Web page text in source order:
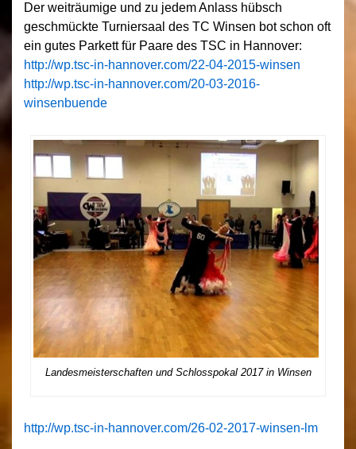
Der weiträumige und zu jedem Anlass hübsch
geschmückte Turniersaal des TC Winsen bot schon oft
ein gutes Parkett für Paare des TSC in Hannover:
http://wp.tsc-in-hannover.com/22-04-2015-winsen
http://wp.tsc-in-hannover.com/20-03-2016-
winsenbuende
Landesmeisterschaften und Schlosspokal 2017 in Winsen
http://wp.tsc-in-hannover.com/26-02-2017-winsen-lm